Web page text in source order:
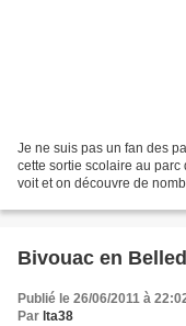
Je ne suis pas un fan des
cette sortie scolaire au parc
voit et on découvre de
Bivouac en
Publié le 26/06/2011 à
Par lta38